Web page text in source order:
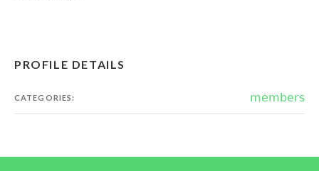
PROFILE DETAILS
CATEGORIES: members